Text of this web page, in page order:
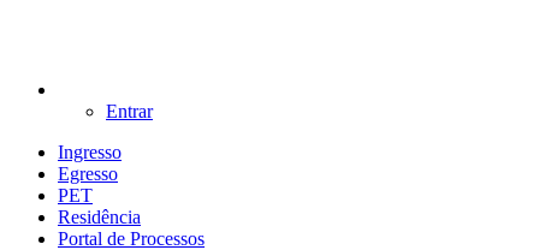
Entrar
Ingresso
Egresso
PET
Residência
Portal de Processos